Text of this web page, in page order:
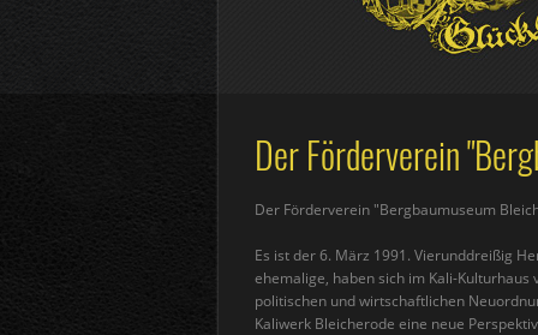
Der Förderverein
Der Förderverein "Bergbaumuseum
Es ist der 6. März 1991. Vierunddreißig
ehemalige, haben sich im Kali-
politischen und wirtschaftlichen
Kaliwerk Bleicherode eine neue